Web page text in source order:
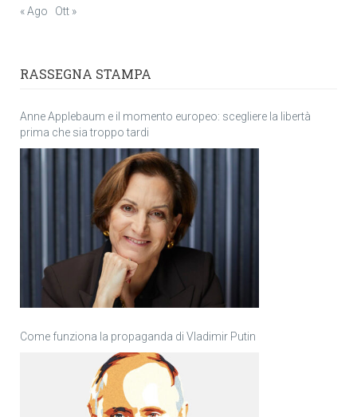
« Ago
Ott »
RASSEGNA STAMPA
Anne Applebaum e il momento europeo: scegliere la libertà
prima che sia troppo tardi
Come funziona la propaganda di Vladimir Putin